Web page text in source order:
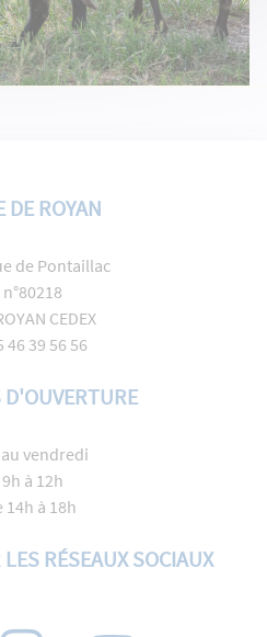
DE ROYAN
de Pontaillac
n°80218
CEDEX
46 39 56 56
D'OUVERTURE
vendredi
à 12h
14h à 18h
RÉSEAUX SOCIAUX